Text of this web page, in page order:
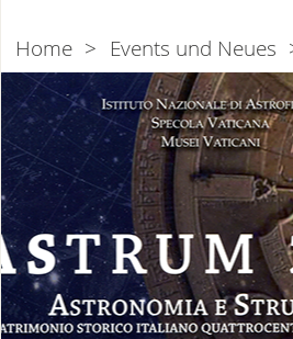
AStrum
2009
Astronomie
und
Instrumente
Breadcrumb
Home Events und Neues